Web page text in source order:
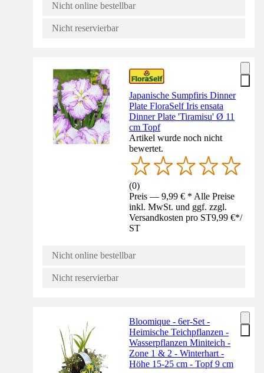
Nicht online bestellbar
Nicht reservierbar
Japanische Sumpfiris Dinner
Plate FloraSelf Iris ensata
Dinner Plate 'Tiramisu' Ø 11
cm Topf
Artikel wurde noch nicht
bewertet.
(0)
Preis — 9,99 € * Alle Preise
inkl. MwSt. und ggf. zzgl.
Versandkosten pro ST9,99 €*/
ST
Nicht online bestellbar
Nicht reservierbar
Bloomique - 6er-Set -
Heimische Teichpflanzen -
Wasserpflanzen Miniteich -
Zone 1 & 2 - Winterhart -
Höhe 15-25 cm - Topf 9 cm